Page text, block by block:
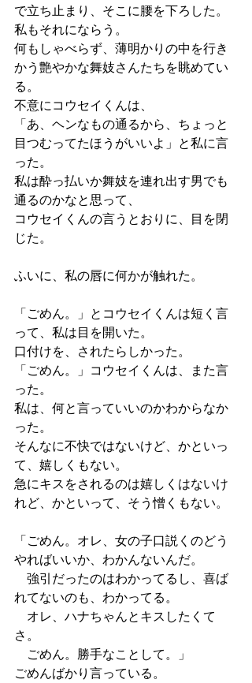
で立ち止まり、そこに腰を下ろした。
私もそれにならう。
何もしゃべらず、薄明かりの中を行き
かう艶やかな舞妓さんたちを眺めてい
る。
不意にコウセイくんは、
「あ、ヘンなもの通るから、ちょっと
目つむってたほうがいいよ」と私に言
った。
私は酔っ払いか舞妓を連れ出す男でも
通るのかなと思って、
コウセイくんの言うとおりに、目を閉
じた。
ふいに、私の唇に何かが触れた。
「ごめん。」とコウセイくんは短く言
って、私は目を開いた。
口付けを、されたらしかった。
「ごめん。」コウセイくんは、また言
った。
私は、何と言っていいのかわからなか
った。
そんなに不快ではないけど、かといっ
て、嬉しくもない。
急にキスをされるのは嬉しくはないけ
れど、かといって、そう憎くもない。
「ごめん。オレ、女の子口説くのどう
やればいいか、わかんないんだ。
強引だったのはわかってるし、喜ば
れてないのも、わかってる。
オレ、ハナちゃんとキスしたくて
さ。
ごめん。勝手なことして。」
ごめんばかり言っている。